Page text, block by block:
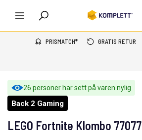
PRISMATCH* GRATIS RETUR
26 personer har sett på varen nylig
Back 2 Gaming
LEGO Fortnite Klombo 77077